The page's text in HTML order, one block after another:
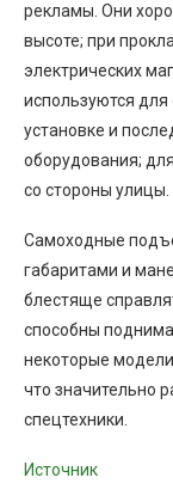
рекламы. Они
высоте; при
электрических
используются
установке и
оборудования;
со стороны улицы.
Самоходные
габаритами и
блестяще
способны
некоторые
что значительно
спецтехники.
Источник